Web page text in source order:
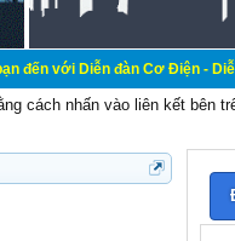
đàn Cơ Điện - Diễn đàn Cơ
cách nhấn vào liên kết bên